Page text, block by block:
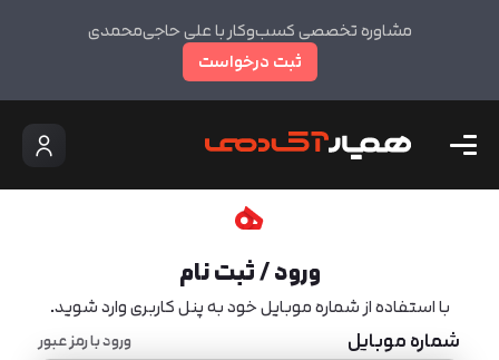
مشاوره تخصصی کسب‌وکار با علی حاجی‌محمدی
ثبت درخواست
ورود / ثبت نام
با استفاده از شماره موبایل خود به پنل کاربری وارد شوید.
شماره موبایل ورود با رمز عبور